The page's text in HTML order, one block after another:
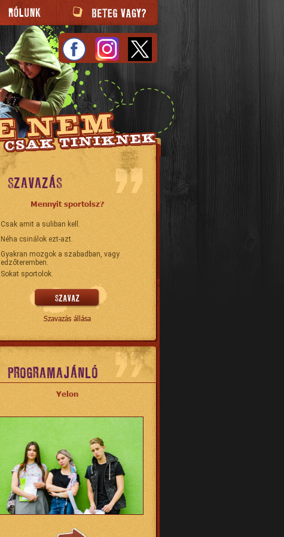
SZAVAZÁS
Mennyit sportolsz?
Csak amit a suliban kell.
Néha csinálok ezt-azt.
Gyakran mozgok a szabadban, vagy
edzőteremben.
Sokat sportolok.
Szavazás állása
PROGRAMAJÁNLÓ
Yelon